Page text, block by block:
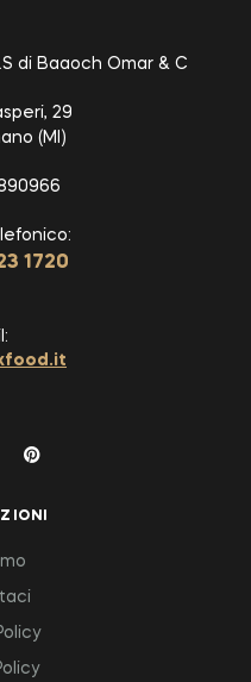
di Baaoch Omar & C
29
(MI)
1720